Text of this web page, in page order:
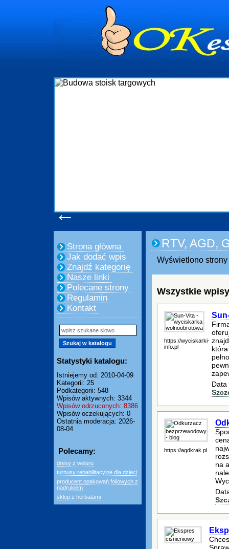
←
Strona główna
Jak dodać wpis
Znajdź kategorię
Nasze linki
Polecane strony
Regulamin
Kontakt
Statystyki katalogu:
Istniejemy od: 2010-04-09
Kategorii: 25
Podkategorii: 548
Wpisów aktywnych: 3344
Wpisów odrzuconych: 8386
Wpisów oczekujących: 0
Ostatnia moderacja: 2026-
08-04
Polecamy:
dresy z weluru
turnusy rehabilitacyjne dla dzieci
producent opakowań foliowych z
nadrukiem
sklep z herbatami
RTV, AGD,
Wyświetlono
Wszystkie
https://wyciskarki-
info.pl
Data
https://agdkrak.pl
na